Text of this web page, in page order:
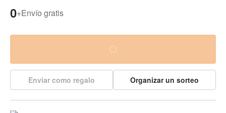
0+Envío gratis
Enviar como regalo Organizar un sorteo